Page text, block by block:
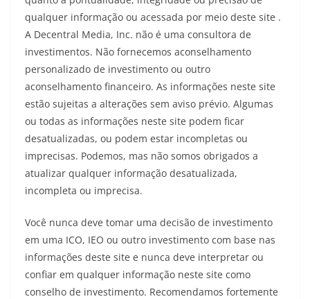
qualquer informação ou acessada por meio deste site .
A Decentral Media, Inc. não é uma consultora de
investimentos. Não fornecemos aconselhamento
personalizado de investimento ou outro
aconselhamento financeiro. As informações neste site
estão sujeitas a alterações sem aviso prévio. Algumas
ou todas as informações neste site podem ficar
desatualizadas, ou podem estar incompletas ou
imprecisas. Podemos, mas não somos obrigados a
atualizar qualquer informação desatualizada,
incompleta ou imprecisa.
Você nunca deve tomar uma decisão de investimento
em uma ICO, IEO ou outro investimento com base nas
informações deste site e nunca deve interpretar ou
confiar em qualquer informação neste site como
conselho de investimento. Recomendamos fortemente